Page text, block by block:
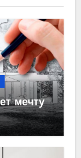
мечту